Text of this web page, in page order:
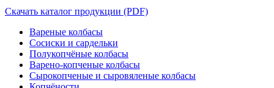
Скачать каталог продукции (PDF)
Вареные колбасы
Сосиски и сардельки
Полукопчёные колбасы
Варено-копченые колбасы
Сырокопченые и сыровяленые колбасы